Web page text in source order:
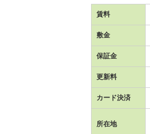
賃料
敷金
保証金
更新料
カード決済
所在地